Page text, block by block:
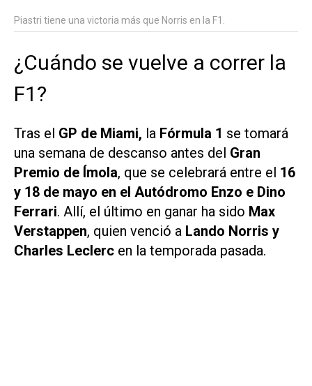
Piastri tiene una victoria más que Norris en la F1.
¿Cuándo se vuelve a correr la
F1?
Tras el GP de Miami, la Fórmula 1 se tomará
una semana de descanso antes del Gran
Premio de Ímola, que se celebrará entre el 16
y 18 de mayo en el Autódromo Enzo e Dino
Ferrari. Allí, el último en ganar ha sido Max
Verstappen, quien venció a Lando Norris y
Charles Leclerc en la temporada pasada.